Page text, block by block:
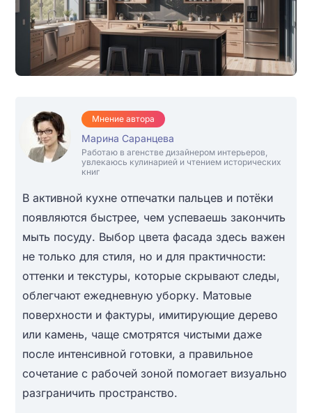
Мнение автора
Марина Саранцева
Работаю в агенстве дизайнером интерьеров,
увлекаюсь кулинарией и чтением исторических
книг
В активной кухне отпечатки пальцев и потёки
появляются быстрее, чем успеваешь закончить
мыть посуду. Выбор цвета фасада здесь важен
не только для стиля, но и для практичности:
оттенки и текстуры, которые скрывают следы,
облегчают ежедневную уборку. Матовые
поверхности и фактуры, имитирующие дерево
или камень, чаще смотрятся чистыми даже
после интенсивной готовки, а правильное
сочетание с рабочей зоной помогает визуально
разграничить пространство.